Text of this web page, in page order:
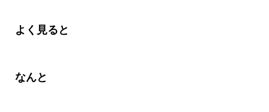
よく見ると
なんと